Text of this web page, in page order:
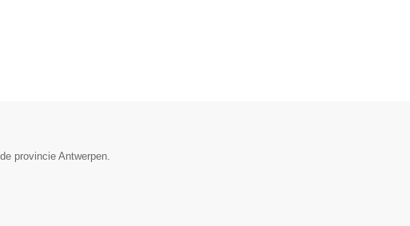
provincie Antwerpen.